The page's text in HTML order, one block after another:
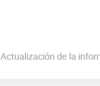
Actualización de la